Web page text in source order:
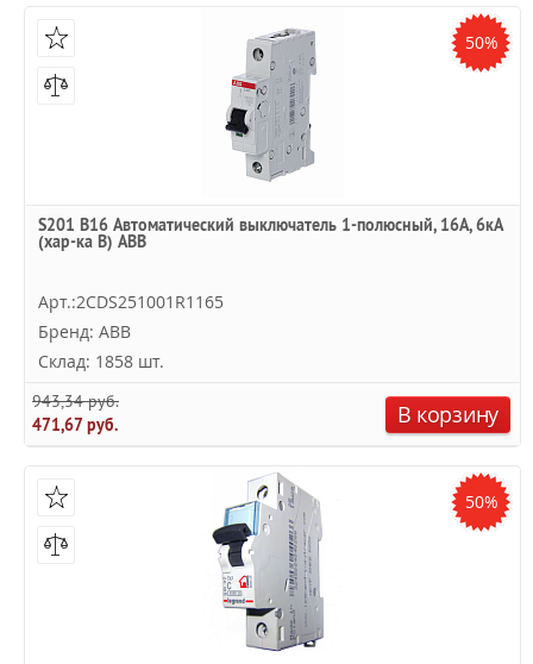
50%
S201 B16 Автоматический выключатель 1-полюсный, 16А, 6кА
(хар-ка B) ABB
Арт.:2CDS251001R1165
Бренд: ABB
Склад: 1858 шт.
943,34 руб.
471,67 руб.
В корзину
50%